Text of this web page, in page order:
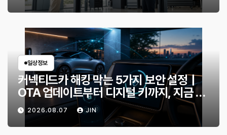
일상정보
커넥티드카 해킹 막는 5가지 보안 설정｜
OTA 업데이트부터 디지털 키까지, 지금 확
인할 것은?
2026.08.07 JIN